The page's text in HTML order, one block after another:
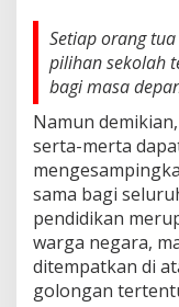
Setiap orang
pilihan sekolah
bagi masa
Namun
serta-merta
sama bagi
pendidikan
warga negara,
ditempatkan di
golongan